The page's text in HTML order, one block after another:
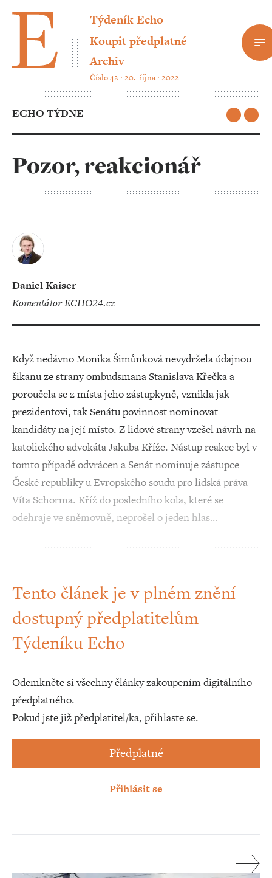
Týdeník Echo
Koupit předplatné
Archiv
Číslo 42 ‧ 20. října ‧ 2022
ECHO TÝDNE
Pozor, reakcionář
Daniel Kaiser
komentátor ECHO24.cz
Když nedávno Monika Šimůnková nevydržela údajnou
šikanu ze strany ombudsmana Stanislava Křečka a
poroučela se z místa jeho zástupkyně, vznikla jak
prezidentovi, tak Senátu povinnost nominovat
kandidáty na její místo. Z lidové strany vzešel návrh na
katolického advokáta Jakuba Kříže. Nástup reakce byl v
tomto případě odvrácen a Senát nominuje zástupce
České republiky u Evropského soudu pro lidská práva
Víta Schorma. Kříž do posledního kola, které se
odehraje ve sněmovně, neprošel o jeden hlas…
Tento článek je v plném znění
dostupný předplatitelům
Týdeníku Echo
Odemkněte si všechny články zakoupením digitálního
předplatného.
Pokud jste již předplatitel/ka, přihlaste se.
Předplatné
Přihlásit se